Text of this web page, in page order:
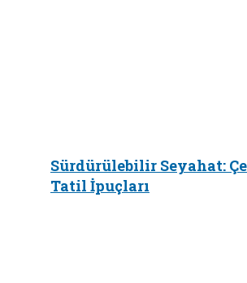
Sürdürülebilir Seyahat:
Tatil İpuçları